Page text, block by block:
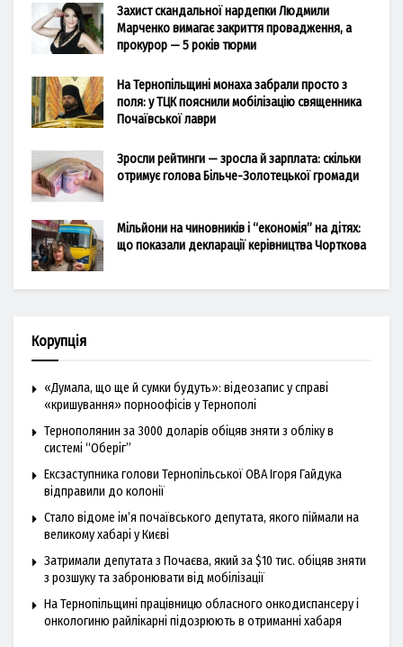
Захист скандальної нардепки Людмили
Марченко вимагає закриття провадження, а
прокурор — 5 років тюрми
На Тернопільщині монаха забрали просто з
поля: у ТЦК пояснили мобілізацію священника
Почаївської лаври
Зросли рейтинги — зросла й зарплата: скільки
отримує голова Більче-Золотецької громади
Мільйони на чиновників і “економія” на дітях:
що показали декларації керівництва Чорткова
Корупція
«Думала, що ще й сумки будуть»: відеозапис у справі
«кришування» порноофісів у Тернополі
Тернополянин за 3000 доларів обіцяв зняти з обліку в
системі “Оберіг”
Ексзаступника голови Тернопільської ОВА Ігоря Гайдука
відправили до колонії
Стало відоме ім’я почаївського депутата, якого піймали на
великому хабарі у Києві
Затримали депутата з Почаєва, який за $10 тис. обіцяв зняти
з розшуку та забронювати від мобілізації
На Тернопільщині працівницю обласного онкодиспансеру і
онкологиню райлікарні підозрюють в отриманні хабаря